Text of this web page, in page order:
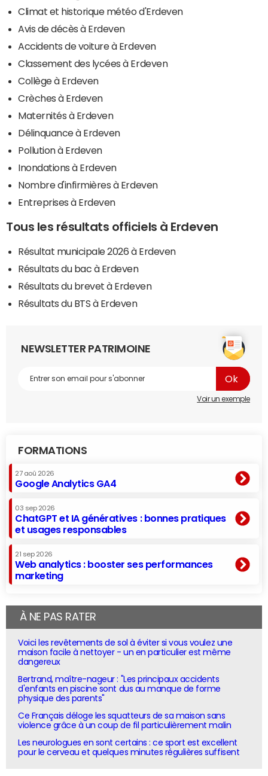
Climat et historique météo d'Erdeven
Avis de décès à Erdeven
Accidents de voiture à Erdeven
Classement des lycées à Erdeven
Collège à Erdeven
Crèches à Erdeven
Maternités à Erdeven
Délinquance à Erdeven
Pollution à Erdeven
Inondations à Erdeven
Nombre d'infirmières à Erdeven
Entreprises à Erdeven
Tous les résultats officiels à Erdeven
Résultat municipale 2026 à Erdeven
Résultats du bac à Erdeven
Résultats du brevet à Erdeven
Résultats du BTS à Erdeven
NEWSLETTER PATRIMOINE
Voir un exemple
FORMATIONS
27 aoû 2026
Google Analytics GA4
03 sep 2026
ChatGPT et IA génératives : bonnes pratiques
et usages responsables
21 sep 2026
Web analytics : booster ses performances
marketing
À NE PAS RATER
Voici les revêtements de sol à éviter si vous voulez une
maison facile à nettoyer - un en particulier est même
dangereux
Bertrand, maître-nageur : "Les principaux accidents
d'enfants en piscine sont dus au manque de forme
physique des parents"
Ce Français déloge les squatteurs de sa maison sans
violence grâce à un coup de fil particulièrement malin
Les neurologues en sont certains : ce sport est excellent
pour le cerveau et quelques minutes régulières suffisent